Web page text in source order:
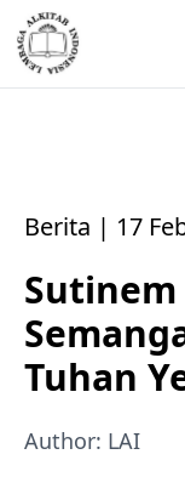
Berita | 17
Tuhan
Author: LAI